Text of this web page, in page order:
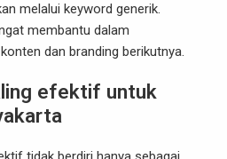
melalui keyword generik.
membantu dalam
dan branding berikutnya.
efektif untuk